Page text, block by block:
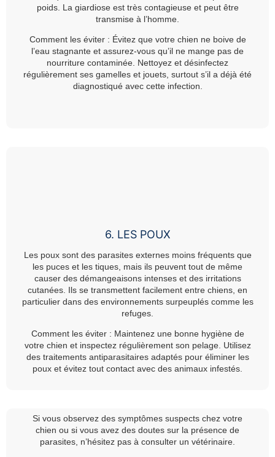
poids. La giardiose est très contagieuse et peut être
transmise à l’homme.
Comment les éviter : Évitez que votre chien ne boive de
l’eau stagnante et assurez-vous qu’il ne mange pas de
nourriture contaminée. Nettoyez et désinfectez
régulièrement ses gamelles et jouets, surtout s’il a déjà été
diagnostiqué avec cette infection.
6. LES POUX
Les poux sont des parasites externes moins fréquents que
les puces et les tiques, mais ils peuvent tout de même
causer des démangeaisons intenses et des irritations
cutanées. Ils se transmettent facilement entre chiens, en
particulier dans des environnements surpeuplés comme les
refuges.
Comment les éviter : Maintenez une bonne hygiène de
votre chien et inspectez régulièrement son pelage. Utilisez
des traitements antiparasitaires adaptés pour éliminer les
poux et évitez tout contact avec des animaux infestés.
Si vous observez des symptômes suspects chez votre
chien ou si vous avez des doutes sur la présence de
parasites, n’hésitez pas à consulter un vétérinaire.